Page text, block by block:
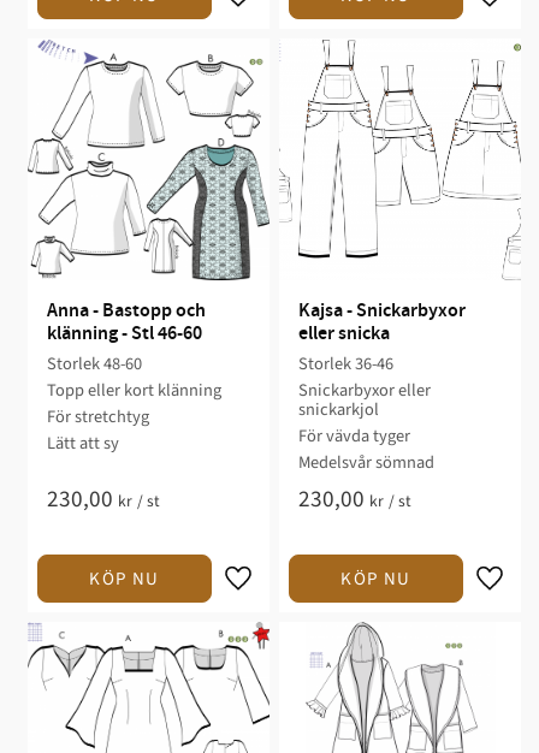
Anna - Bastopp och
klänning - Stl 46-60
Storlek 48-60​
Topp eller kort klänning
För stretchtyg​
Lätt att sy​
230,00 kr /st
Kajsa - Snickarbyxor
eller snicka
Storlek 36-46​​​​​​​
Snickarbyxor eller
snickarkjol​​
​För vävda tyger​
Medelsvår sömnad​​
230,00 kr /st